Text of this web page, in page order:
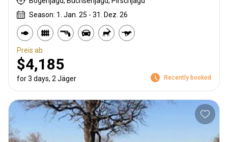
Season: 1. Jan. 25 - 31. Dez. 26
Preis ab
$4,185
for 3 days, 2 Jäger Recently booked